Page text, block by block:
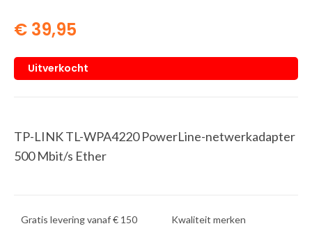
€ 39,95
Uitverkocht
TP-LINK TL-WPA4220 PowerLine-netwerkadapter
500 Mbit/s Ether
Gratis levering vanaf € 150 Kwaliteit merken